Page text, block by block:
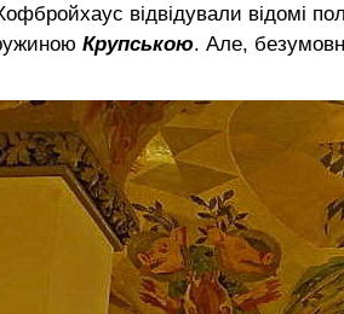
відвідували відомі
Крупською. Але,